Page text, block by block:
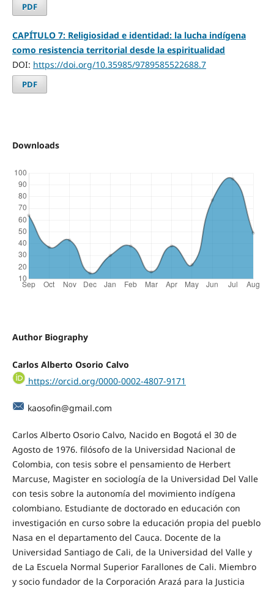
PDF
CAPÍTULO 7: Religiosidad e identidad: la lucha indígena
como resistencia territorial desde la espiritualidad
DOI: https://doi.org/10.35985/9789585522688.7
PDF
Downloads
Author Biography
Carlos Alberto Osorio Calvo
https://orcid.org/0000-0002-4807-9171
kaosofin@gmail.com
Carlos Alberto Osorio Calvo, Nacido en Bogotá el 30 de
Agosto de 1976. filósofo de la Universidad Nacional de
Colombia, con tesis sobre el pensamiento de Herbert
Marcuse, Magister en sociología de la Universidad Del Valle
con tesis sobre la autonomía del movimiento indígena
colombiano. Estudiante de doctorado en educación con
investigación en curso sobre la educación propia del pueblo
Nasa en el departamento del Cauca. Docente de la
Universidad Santiago de Cali, de la Universidad del Valle y
de La Escuela Normal Superior Farallones de Cali. Miembro
y socio fundador de la Corporación Arazá para la Justicia